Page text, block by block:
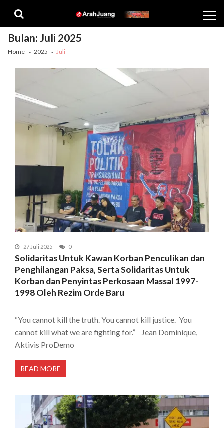
navigation
content
Bulan:Juli 2025
Home 2025 Juli
27 Juli 2025 0
Solidaritas Untuk Kawan Korban Penculikan dan
Penghilangan Paksa, Serta Solidaritas Untuk
Korban dan Penyintas Perkosaan Massal 1997-
1998 Oleh Rezim Orde Baru
“You cannot kill the truth. You cannot kill justice. You
cannot kill what we are fighting for.” Jean Dominique,
Aktivis ProDemo
READ MORE